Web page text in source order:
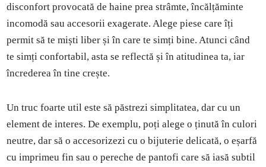
disconfort provocată de haine prea strâmte, încălțăminte
incomodă sau accesorii exagerate. Alege piese care îți
permit să te miști liber și în care te simți bine. Atunci când
te simți confortabil, asta se reflectă și în atitudinea ta, iar
încrederea în tine crește.
Un truc foarte util este să păstrezi simplitatea, dar cu un
element de interes. De exemplu, poți alege o ținută în culori
neutre, dar să o accesorizezi cu o bijuterie delicată, o eșarfă
cu imprimeu fin sau o pereche de pantofi care să iasă subtil